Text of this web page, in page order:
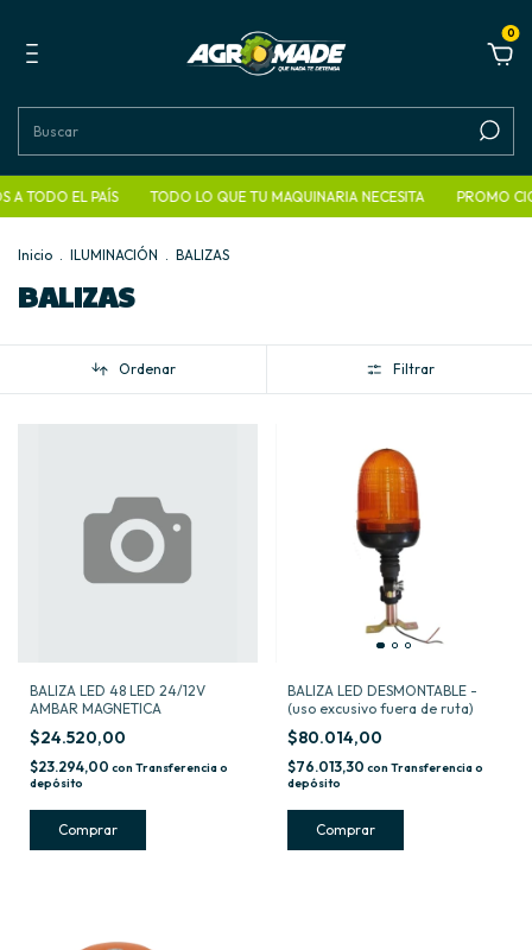
0
EL PAÍS TODO LO QUE TU MAQUINARIA NECESITA PROMO CIONES
Inicio . ILUMINACIÓN . BALIZAS
BALIZAS
Ordenar Filtrar
BALIZA LED 48 LED 24/12V
AMBAR MAGNETICA
$24.520,00
$23.294,00 con Transferencia o
depósito
BALIZA LED DESMONTABLE -
(uso excusivo fuera de ruta)
$80.014,00
$76.013,30 con Transferencia o
depósito